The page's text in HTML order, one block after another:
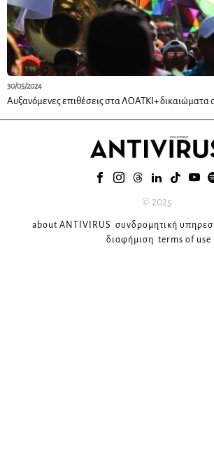
30/05/2024
Αυξανόμενες επιθέσεις στα ΛΟΑΤΚΙ+ δικαιώματα
© 2025
about ANTIVIRUS συνδρομητική
διαφήμιση terms of use